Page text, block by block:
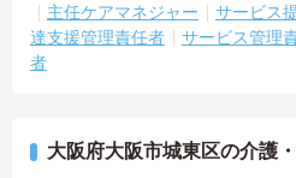
主任ケアマネジャー
サービス
達支援管理責任者
サービス管理
者
大阪府大阪市城東区の介護